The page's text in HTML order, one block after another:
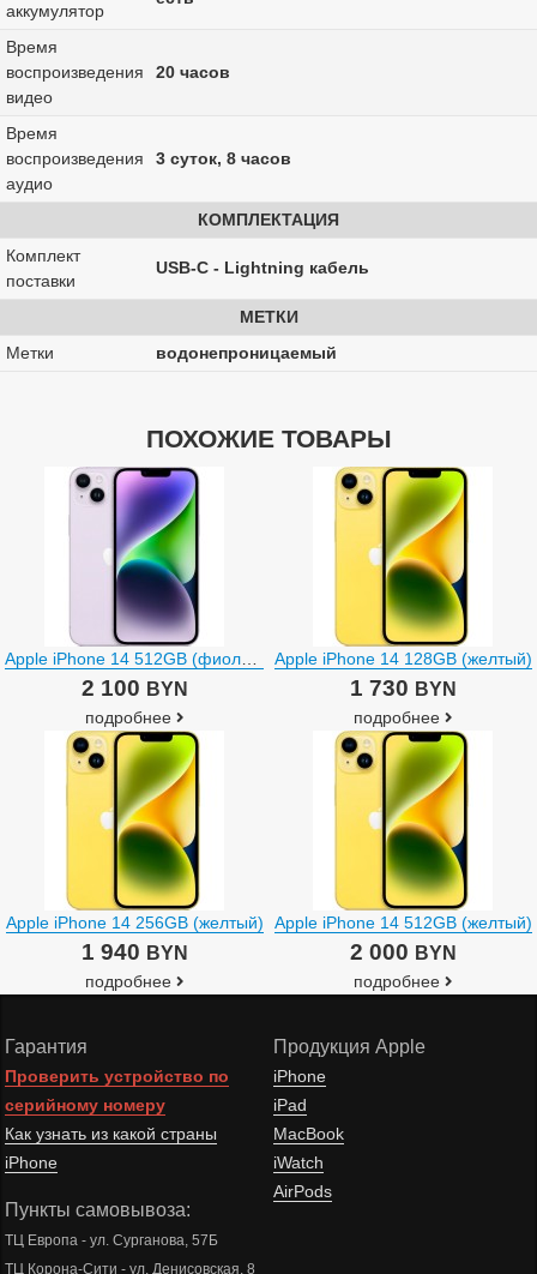
аккумулятор
Время
воспроизведения
видео
20 часов
Время
воспроизведения
аудио
3 суток, 8 часов
КОМПЛЕКТАЦИЯ
Комплект
поставки
USB-C - Lightning кабель
МЕТКИ
Метки
водонепроницаемый
ПОХОЖИЕ ТОВАРЫ
Apple iPhone 14 512GB (фиолетовый)
2 100 BYN
подробнее
Apple iPhone 14 128GB (желтый)
1 730 BYN
подробнее
Apple iPhone 14 256GB (желтый)
1 940 BYN
подробнее
Apple iPhone 14 512GB (желтый)
2 000 BYN
подробнее
Гарантия
Проверить устройство по
серийному номеру
Как узнать из какой страны
iPhone
Пункты самовывоза:
ТЦ Европа - ул. Сурганова, 57Б
ТЦ Корона-Сити - ул. Денисовская, 8
Продукция Apple
iPhone
iPad
MacBook
iWatch
AirPods